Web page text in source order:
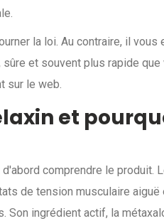
la loi. Au contraire, il
et souvent plus rapide
sur le web.
et
comprendre le produit.
de tension musculaire
. Son ingrédient actif, la